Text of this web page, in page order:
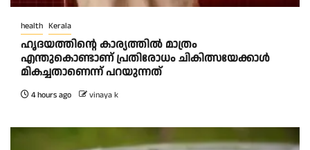
health Kerala
ഹൃദയത്തിന്റെ കാര്യത്തിൽ മാത്രം
എന്തുകൊണ്ടാണ് പ്രതിരോധം ചികിത്സയേക്കാൾ
മികച്ചതാണെന്ന് പറയുന്നത്
4 hours ago vinaya k